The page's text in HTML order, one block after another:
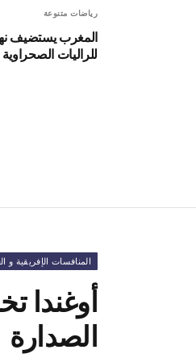
رياضات متنوعة
المغرب يستضيف
للراليات الصحراوية 2027
المنافسات الإفريقية و
أوغندا
الصدارة